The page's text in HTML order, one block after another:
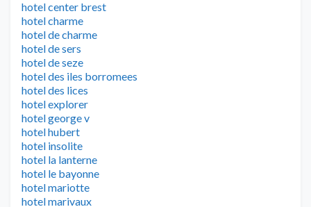
hotel center brest
hotel charme
hotel de charme
hotel de sers
hotel de seze
hotel des iles borromees
hotel des lices
hotel explorer
hotel george v
hotel hubert
hotel insolite
hotel la lanterne
hotel le bayonne
hotel mariotte
hotel marivaux